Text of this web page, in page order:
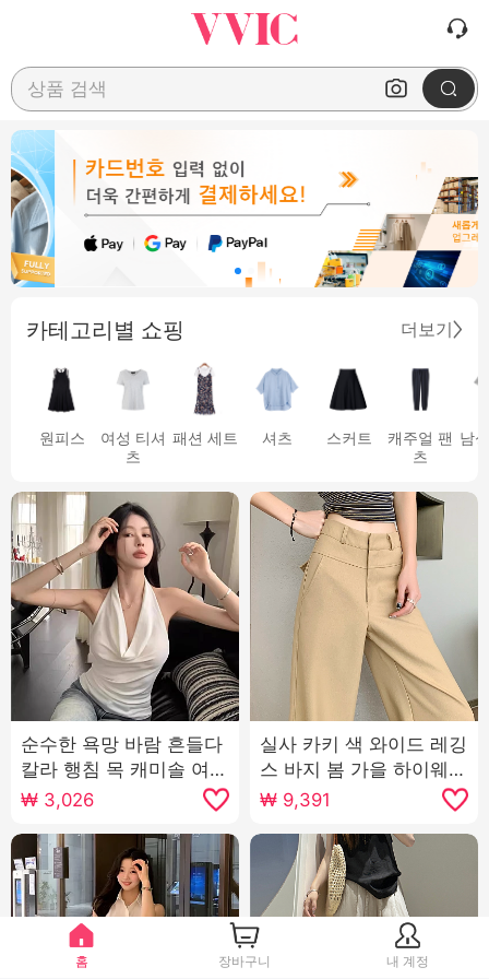
상품 검색
카테고리별 쇼핑 더보기
원피스
여성 티셔
츠
패션 세트 셔츠 스커트
캐주얼 팬
츠
남
순수한 욕망 바람 흔들다
칼라 행침 목 캐미솔 여름
핫걸 몸매 가꾸기 백리스
품격 민소매 chic 살구 색
상 맨위
₩ 3,026
실사 카키 색 와이드 레깅
스 바지 봄 가을 하이웨이
스트 도루 센스 좁은 에디
션 슬림해 보이는 정장 바
지 캐주얼 스트레이트 팬
₩ 9,391
홈 장바구니 내 계정